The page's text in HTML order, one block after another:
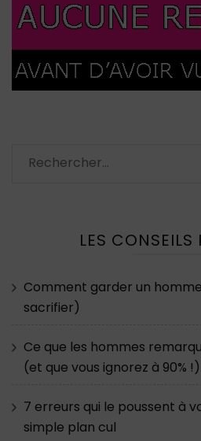
Rechercher :
LES CONSEILS
Comment garder un
sacrifier)
Ce que les hommes
(et que vous ignorez à 90% !)
7 erreurs qui le poussent à
simple plan cul